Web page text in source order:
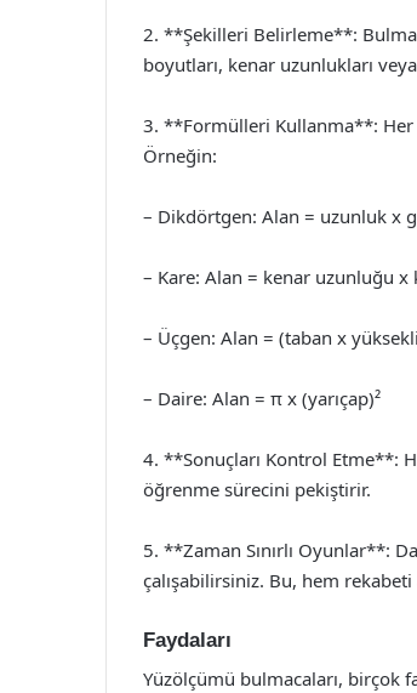
2. **Şekilleri Belirleme**:
boyutları, kenar uzunlukları
3. **Formülleri Kullanma**:
Örneğin:
– Dikdörtgen: Alan = uzunluk x
– Kare: Alan = kenar uzunluğu x
– Üçgen: Alan = (taban x
– Daire: Alan = π x (yarıçap)²
4. **Sonuçları Kontrol Etme**:
öğrenme sürecini pekiştirir.
5. **Zaman Sınırlı Oyunlar**:
çalışabilirsiniz. Bu, hem rekabeti
Faydaları
Yüzölçümü bulmacaları, birçok